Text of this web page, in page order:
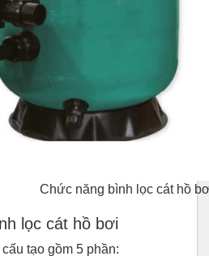
Chức năng bình lọc cát hồ
lọc cát hồ bơi
tạo gồm 5 phần: